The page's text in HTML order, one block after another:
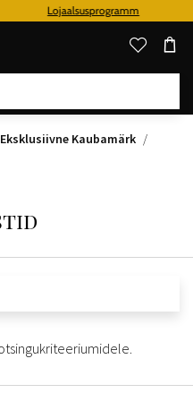
Lojaalsusprogramm
Eksklusiivne Kaubamärk